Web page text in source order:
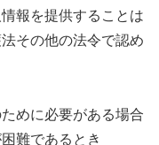
報を提供することは
その他の法令で認め
めに必要がある場合
難であるとき